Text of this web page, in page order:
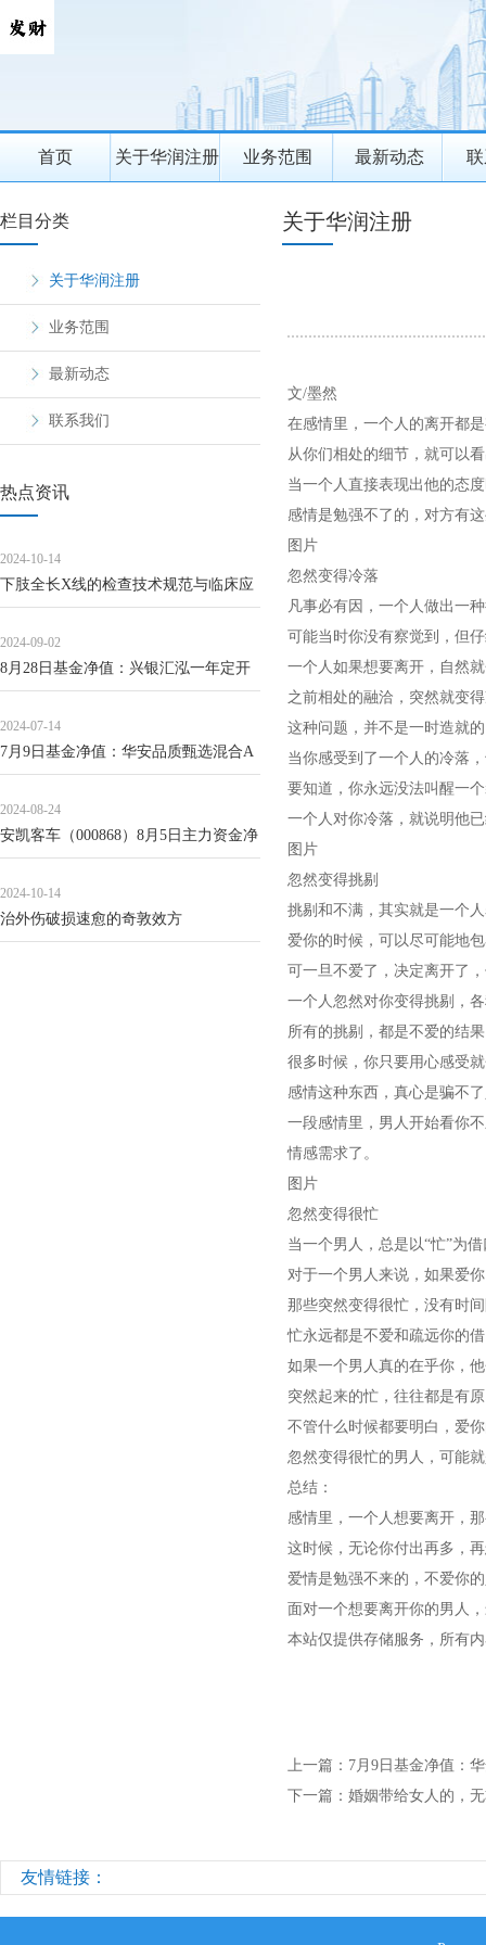
首页 关于华润注册 业务范围 最新动态
栏目分类
关于华润注册
业务范围
最新动态
联系我们
热点资讯
2024-10-14
下肢全长X线的检查技术规范与临床应
2024-09-02
8月28日基金净值：兴银汇泓一年定开
2024-07-14
7月9日基金净值：华安品质甄选混合A
2024-08-24
安凯客车（000868）8月5日主力资金净
2024-10-14
治外伤破损速愈的奇敦效方
关于华润注册
文/墨然
在感情里，一个人的离开都
从你们相处的细节，就可以
当一个人直接表现出他的态
感情是勉强不了的，对方有
图片
忽然变得冷落
凡事必有因，一个人做出一
可能当时你没有察觉到，但
一个人如果想要离开，自然
之前相处的融洽，突然就变
这种问题，并不是一时造就
当你感受到了一个人的冷落
要知道，你永远没法叫醒一
一个人对你冷落，就说明他
图片
忽然变得挑剔
挑剔和不满，其实就是一个
爱你的时候，可以尽可能地
可一旦不爱了，决定离开了
一个人忽然对你变得挑剔，
所有的挑剔，都是不爱的结
很多时候，你只要用心感受
感情这种东西，真心是骗不
一段感情里，男人开始看你
情感需求了。
图片
忽然变得很忙
当一个男人，总是以“忙”为
对于一个男人来说，如果爱
那些突然变得很忙，没有时
忙永远都是不爱和疏远你的
如果一个男人真的在乎你，
突然起来的忙，往往都是有
不管什么时候都要明白，爱
忽然变得很忙的男人，可能
总结：
感情里，一个人想要离开，
这时候，无论你付出再多，
爱情是勉强不来的，不爱你
面对一个想要离开你的男人
本站仅提供存储服务，所有
上一篇： 7月9日基金净值：
下一篇： 婚姻带给女人的，
友情链接：